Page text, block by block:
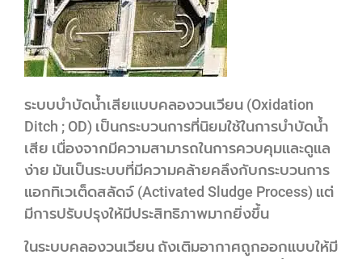
ระบบบำบัดน้ำเสียแบบคลองวนเวียน (Oxidation
Ditch ; OD) เป็นกระบวนการที่นิยมใช้ในการบำบัดน้ำ
เสีย เนื่องจากมีความสามารถในการควบคุมและดูแล
ง่าย มันเป็นระบบที่มีความคล้ายคลึงกับกระบวนการ
แอกทิเวเต็ดสลัดจ์ (Activated Sludge Process) แต่
มีการปรับปรุงให้มีประสิทธิภาพมากยิ่งขึ้น
ในระบบคลองวนเวียน ถังเติมอากาศถูกออกแบบให้มี